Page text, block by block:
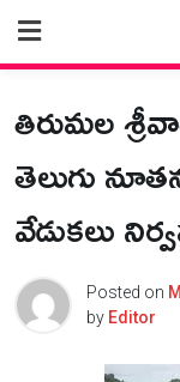
content
తిరుమల
తెలుగు
వేడుకలు
Posted on
by Editor